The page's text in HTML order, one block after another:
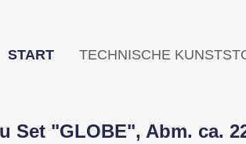
START TECHNISCHE
Set "GLOBE", Abm. ca.